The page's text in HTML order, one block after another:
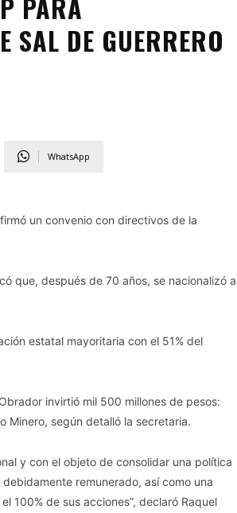
SAL DE GUERRERO
WhatsApp
un convenio con directivos de la
que, después de 70 años, se nacionalizó a
estatal mayoritaria con el 51% del
invirtió mil 500 millones de pesos:
Minero, según detalló la secretaria.
y con el objeto de consolidar una política
remunerado, así como una
100% de sus acciones”, declaró Raquel